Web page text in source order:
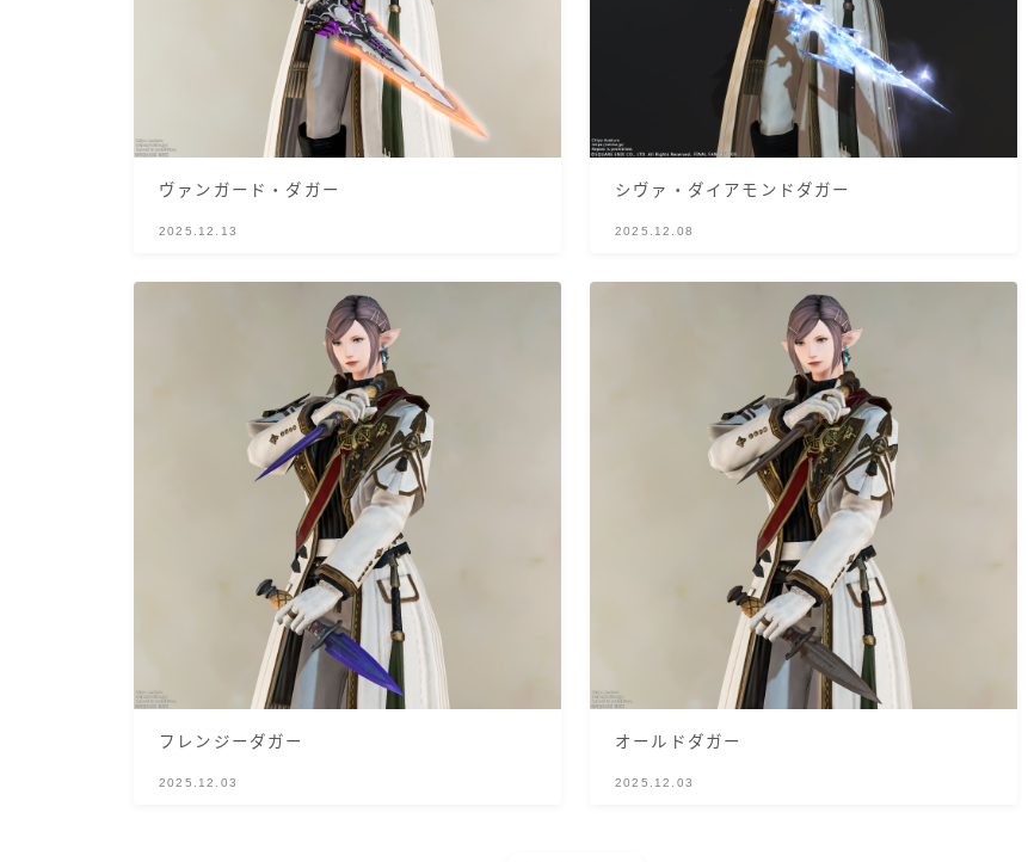
極シタデル・ボズヤ追憶戦
ヴァンガード・ダガー
2025.12.13
シヴァ・ダイアモンドダガー
2025.12.08
フレンジーダガー
2025.12.03
オールドダガー
2025.12.03